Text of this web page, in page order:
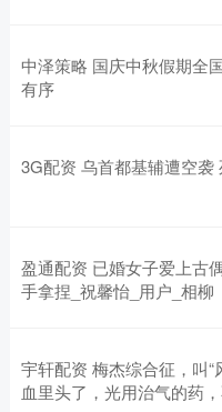
中泽策略 国庆中秋假期全
有序
3G配资 乌首都基辅遭空袭
盈通配资 已婚女子爱上古
手拿捏_祝馨怡_用户_相柳
宇轩配资 梅杰综合征，叫“
血里头了，光用治气的药，